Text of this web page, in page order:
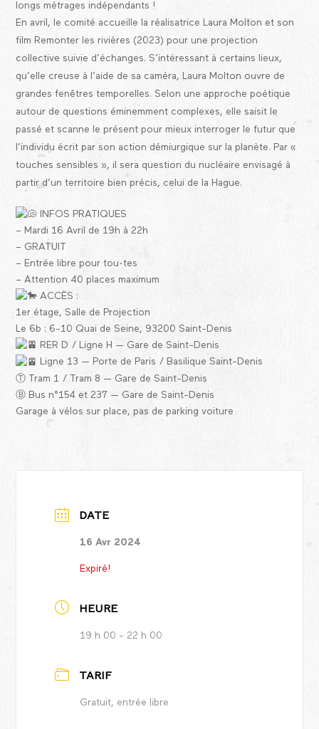
longs métrages indépendants !
En avril, le comité accueille la réalisatrice Laura Molton et son
film Remonter les rivières (2023) pour une projection
collective suivie d’échanges. S’intéressant à certains lieux,
qu’elle creuse à l’aide de sa caméra, Laura Molton ouvre de
grandes fenêtres temporelles. Selon une approche poétique
autour de questions éminemment complexes, elle saisit le
passé et scanne le présent pour mieux interroger le futur que
l’individu écrit par son action démiurgique sur la planète. Par «
touches sensibles », il sera question du nucléaire envisagé à
partir d’un territoire bien précis, celui de la Hague.
INFOS PRATIQUES
– Mardi 16 Avril de 19h à 22h
– GRATUIT
– Entrée libre pour tou·tes
– Attention 40 places maximum
ACCÈS :
1er étage, Salle de Projection
Le 6b : 6-10 Quai de Seine, 93200 Saint-Denis
RER D / Ligne H — Gare de Saint-Denis
Ligne 13 — Porte de Paris / Basilique Saint-Denis
Ⓣ Tram 1 / Tram 8 — Gare de Saint-Denis
Ⓑ Bus n°154 et 237 — Gare de Saint-Denis
Garage à vélos sur place, pas de parking voiture
DATE
16 Avr 2024
Expiré!
HEURE
19 h 00 - 22 h 00
TARIF
Gratuit, entrée libre